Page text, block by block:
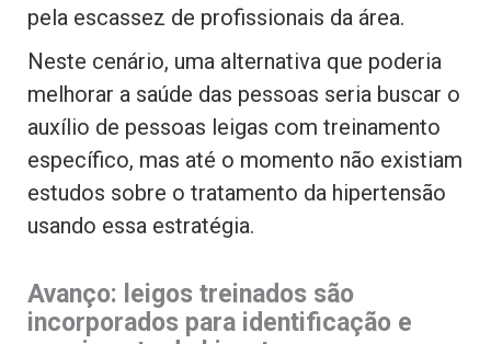
pela escassez de profissionais da área.
Neste cenário, uma alternativa que poderia
melhorar a saúde das pessoas seria buscar o
auxílio de pessoas leigas com treinamento
específico, mas até o momento não existiam
estudos sobre o tratamento da hipertensão
usando essa estratégia.
Avanço: leigos treinados são
incorporados para identificação e